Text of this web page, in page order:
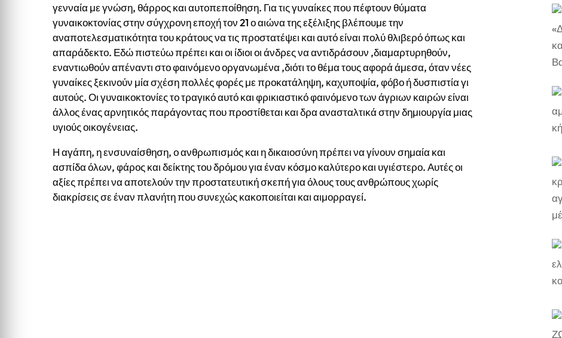
γενναία με γνώση, θάρρος και αυτοπεποίθηση. Για τις γυναίκες που πέφτουν θύματα
γυναικοκτονίας στην σύγχρονη εποχή τον 21 ο αιώνα της εξέλιξης βλέπουμε την
αναποτελεσματικότητα του κράτους να τις προστατέψει και αυτό είναι πολύ θλιβερό όπως και
απαράδεκτο. Εδώ πιστεύω πρέπει και οι ίδιοι οι άνδρες να αντιδράσουν ,διαμαρτυρηθούν,
εναντιωθούν απέναντι στο φαινόμενο οργανωμένα ,διότι το θέμα τους αφορά άμεσα, όταν νέες
γυναίκες ξεκινούν μία σχέση πολλές φορές με προκατάληψη, καχυποψία, φόβο ή δυσπιστία γι
αυτούς. Οι γυναικοκτονίες το τραγικό αυτό και φρικιαστικό φαινόμενο των άγριων καιρών είναι
άλλος ένας αρνητικός παράγοντας που προστίθεται και δρα ανασταλτικά στην δημιουργία μιας
υγιούς οικογένειας.
Η αγάπη, η ενσυναίσθηση, ο ανθρωπισμός και η δικαιοσύνη πρέπει να γίνουν σημαία και
ασπίδα όλων, φάρος και δείκτης του δρόμου για έναν κόσμο καλύτερο και υγιέστερο. Αυτές οι
αξίες πρέπει να αποτελούν την προστατευτική σκεπή για όλους τους ανθρώπους χωρίς
διακρίσεις σε έναν πλανήτη που συνεχώς κακοποιείται και αιμορραγεί.